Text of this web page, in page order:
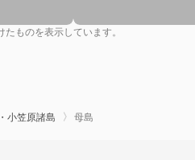
ものを表示しています。
小笠原諸島 母島